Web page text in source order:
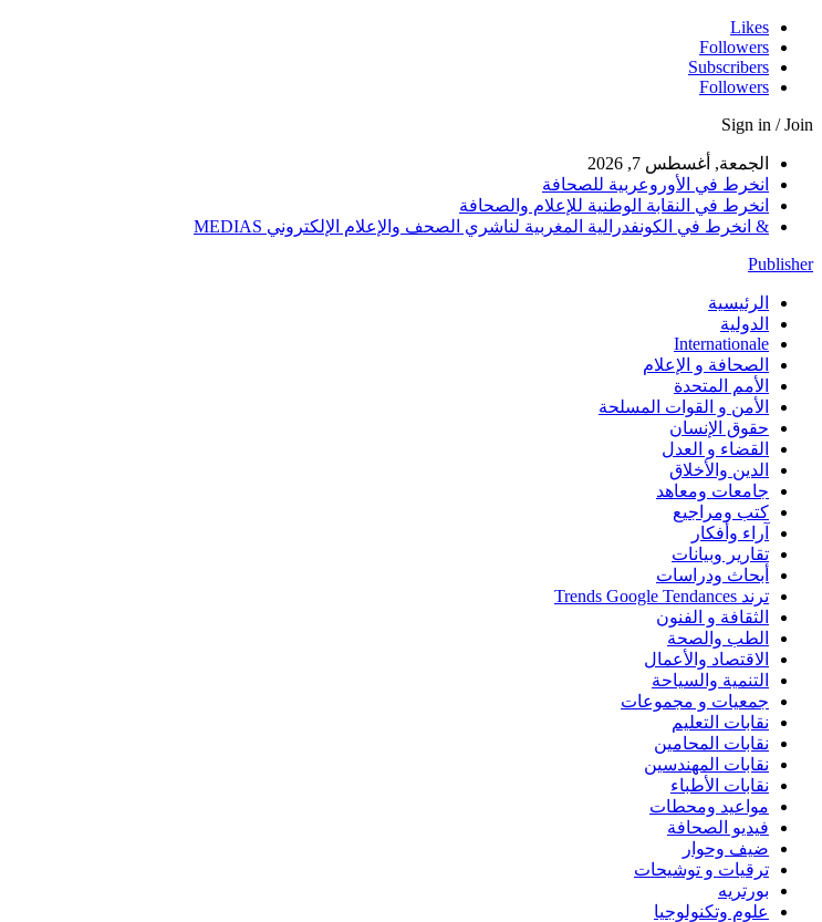
Likes
Followers
Subscribers
Followers
Sign in / Join
الجمعة, أغسطس 7, 2026
انخرط في الأوروعربية للصحافة
انخرط في النقابة الوطنية للإعلام والصحافة
& انخرط في الكونفدرالية المغربية لناشري الصحف والإعلام الإلكتروني MEDIAS
Publisher
الرئيسية
الدولية
Internationale
الصحافة و الإعلام
الأمم المتحدة
الأمن و القوات المسلحة
حقوق الإنسان
القضاء و العدل
الدين والأخلاق
جامعات ومعاهد
كتب ومراجيع
آراء وأفكار
تقارير وبيانات
أبحاث ودراسات
ترند Trends Google Tendances
الثقافة و الفنون
الطب والصحة
الاقتصاد والأعمال
التنمية والسياحة
جمعيات و مجموعات
نقابات التعليم
نقابات المحامين
نقابات المهندسين
نقابات الأطباء
مواعيد ومحطات
فيديو الصحافة
ضيف وحوار
ترقيات و توشيحات
بورتريه
علوم وتكنولوجيا